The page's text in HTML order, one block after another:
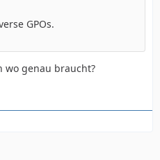
GPOs.
wo genau braucht?